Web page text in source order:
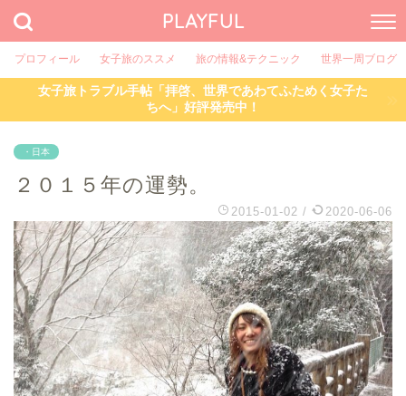
PLAYFUL
プロフィール 女子旅のススメ 旅の情報&テクニック 世界一周ブログ
女子旅トラブル手帖「拝啓、世界であわてふためく女子た
ちへ」好評発売中！
・日本
２０１５年の運勢。
2015-01-02 / 2020-06-06